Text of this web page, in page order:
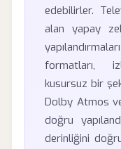
edebilirler.
alan yapay
formatları,
kusursuz bir
Dolby Atmos
doğru
derinliğini